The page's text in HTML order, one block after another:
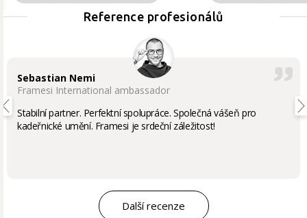
Reference profesionálů
Sebastian Nemi
Framesi International ambassador
Stabilní partner. Perfektní spolupráce. Společná vášeň pro
kadeřnické umění. Framesi je srdeční záležitost!
Další recenze